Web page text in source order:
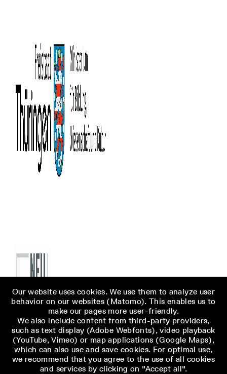
Our website uses cookies. We use them to analyze user
behavior on our websites (Matomo). This enables us to
make our pages more user-friendly.
We also include content from third-party providers,
such as text display (Adobe Webfonts), video playback
(YouTube, Vimeo) or map applications (Google Maps),
which can also use and save cookies. For optimal use,
we recommend that you agree to the use of all cookies
and services by clicking on "Accept all".